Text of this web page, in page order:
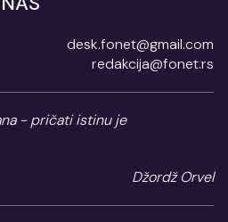
desk.fonet@gmail.com
redakcija@fonet.rs
- pričati istinu je
Džordž Orvel